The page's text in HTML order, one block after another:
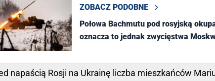
ZOBACZ PODOBNE
Połowa Bachmutu pod rosyjską
oznacza to jednak zwycięstwa
napaścią Rosji na Ukrainę liczba mieszkańców